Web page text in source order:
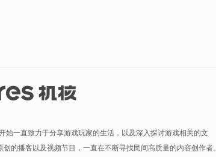
始一直致力于分享游戏玩家的生活，以及深入探讨游戏相关的文
创的播客以及视频节目，一直在不断寻找民间高质量的内容创作者。